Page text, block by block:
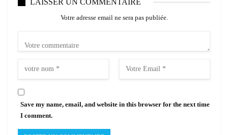
LAISSER UN COMMENTAIRE
Votre adresse email ne sera pas publiée.
Save my name, email, and website in this browser for the next time
I comment.